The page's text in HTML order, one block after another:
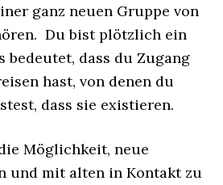
ganz neuen Gruppe von
Du bist plötzlich ein
bedeutet, dass du Zugang
hast, von denen du
dass sie existieren.
Möglichkeit, neue
und mit alten in Kontakt zu